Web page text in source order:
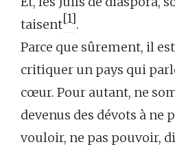
taisent[1].
Parce que sûrement, il
critiquer un pays qui
cœur. Pour autant, ne
devenus des dévots à ne
vouloir, ne pas pouvoir,